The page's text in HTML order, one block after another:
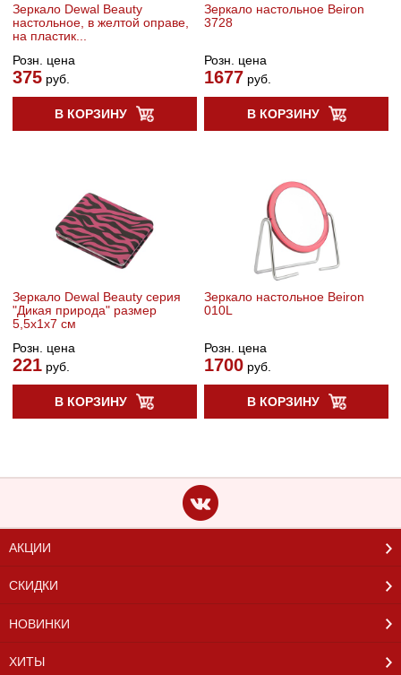
Зеркало Dewal Beauty
настольное, в желтой оправе,
на пластик...
Розн. цена
375руб.
В КОРЗИНУ
Зеркало настольное Beiron
3728
Розн. цена
1677 руб.
В КОРЗИНУ
Зеркало Dewal Beauty серия
"Дикая природа" размер
5,5х1x7 см
Розн. цена
221руб.
В КОРЗИНУ
Зеркало настольное Beiron
010L
Розн. цена
1700 руб.
В КОРЗИНУ
АКЦИИ
СКИДКИ
НОВИНКИ
ХИТЫ